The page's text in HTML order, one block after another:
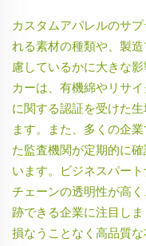
カスタムアパレルのサ
れる素材の種類や、製
慮しているかに大きな
カーは、有機綿やリサ
に関する認証を受けた
ます。また、多くの企
た監査機関が定期的に
います。ビジネスパー
チェーンの透明性が高
跡できる企業に注目し
損なうことなく高品質